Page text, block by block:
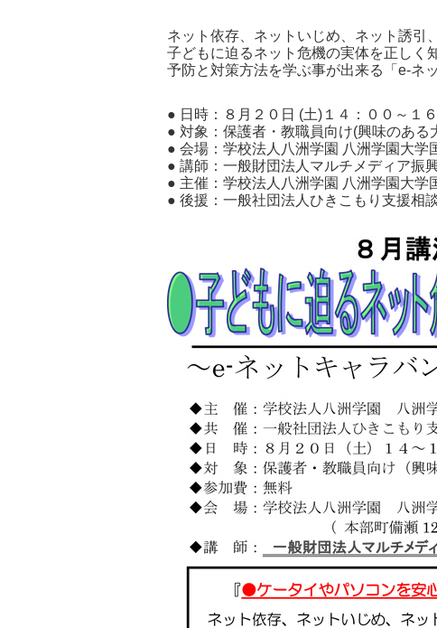
ネット依存、ネットいじめ、ネット誘引
子どもに迫るネット危機の実体を正しく
予防と対策方法を学ぶ事が出来る「e-ネ
● 日時：８月２０日 (土)１４：００～１
● 対象：保護者・教職員向け(興味のある
● 会場：学校法人八洲学園 八洲学園大学
● 講師：一般財団法人マルチメディア振
● 主催：学校法人八洲学園 八洲学園大学
● 後援：一般社団法人ひきこもり支援